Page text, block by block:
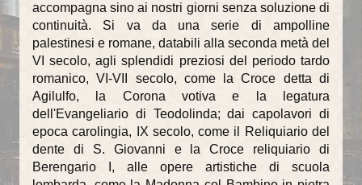
Dal 1300 ai giorni nostri
La torre campanaria
Gli Alabardieri
Arte e collezioni
La Corona Ferrea
accompagna sino ai nostri giorni senza soluzione di
continuità. Si va da una serie di ampolline
palestinesi e romane, databili alla seconda metà del
VI secolo, agli splendidi preziosi del periodo tardo
romanico, VI-VII secolo, come la Croce detta di
Agilulfo, la Corona votiva e la legatura
dell'Evangeliario di Teodolinda; dai capolavori di
epoca carolingia, IX secolo, come il Reliquiario del
dente di S. Giovanni e la Croce reliquiario di
Berengario I, alle opere artistiche di scuola